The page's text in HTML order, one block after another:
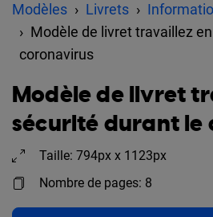
Modèles Livrets
Modèle de livret travaillez
coronavirus
Modèle de livret
sécurité durant le
Taille: 794px x 1123px
Nombre de pages: 8